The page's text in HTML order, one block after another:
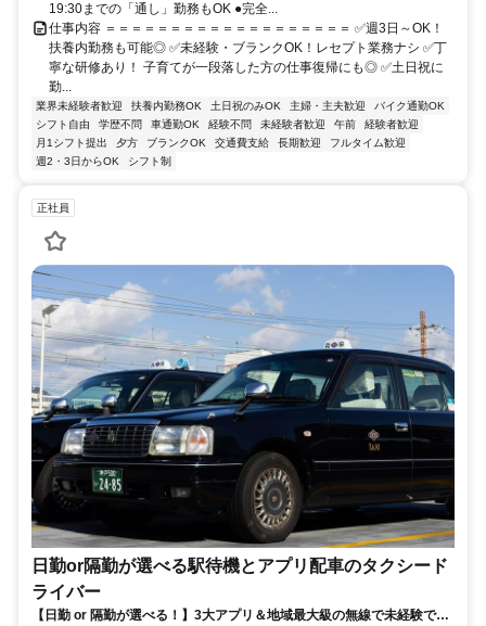
19:30までの「通し」勤務もOK ●完全...
仕事内容 ＝＝＝＝＝＝＝＝＝＝＝＝＝＝＝＝＝＝＝ ✅週3日～OK！
扶養内勤務も可能◎ ✅未経験・ブランクOK！レセプト業務ナシ ✅丁
寧な研修あり！ 子育てが一段落した方の仕事復帰にも◎ ✅土日祝に
勤...
業界未経験者歓迎 扶養内勤務OK 土日祝のみOK 主婦・主夫歓迎
バイク通勤OK
シフト自由
学歴不問 車通勤OK 経験不問 未経験者歓迎 午前
経験者歓迎
月1シフト提出
夕方 ブランクOK 交通費支給 長期歓迎
フルタイム歓迎
週2・3日からOK
シフト制
正社員
日勤or隔勤が選べる駅待機とアプリ配車のタクシード
ライバー
【日勤 or 隔勤が選べる！】3大アプリ＆地域最大級の無線で未経験でも